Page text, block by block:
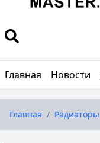
Главная Новости
Главная / Радиаторы